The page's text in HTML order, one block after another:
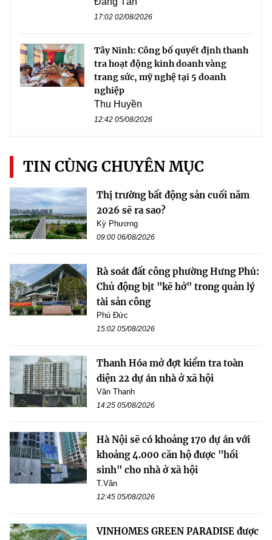
17:02 02/08/2026
Tây Ninh: Công bố quyết định thanh
tra hoạt động kinh doanh vàng
trang sức, mỹ nghệ tại 5 doanh
nghiệp
Thu Huyền
12:42 05/08/2026
TIN CÙNG CHUYÊN MỤC
Thị trường bất động sản cuối năm
2026 sẽ ra sao?
Kỳ Phương
09:00 06/08/2026
Rà soát đất công phường Hưng Phú:
Chủ động bịt "kẽ hở" trong quản lý
tài sản công
Phú Đức
15:02 05/08/2026
Thanh Hóa mở đợt kiểm tra toàn
diện 22 dự án nhà ở xã hội
Văn Thanh
14:25 05/08/2026
Hà Nội sẽ có khoảng 170 dự án với
khoảng 4.000 căn hộ được "hồi
sinh" cho nhà ở xã hội
T.Vân
12:45 05/08/2026
VINHOMES GREEN PARADISE được